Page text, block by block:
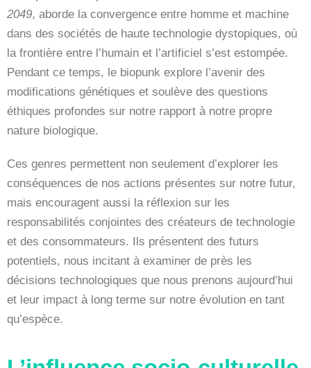
2049, aborde la convergence entre homme et machine
dans des sociétés de haute technologie dystopiques, où
la frontière entre l’humain et l’artificiel s’est estompée.
Pendant ce temps, le biopunk explore l’avenir des
modifications génétiques et soulève des questions
éthiques profondes sur notre rapport à notre propre
nature biologique.
Ces genres permettent non seulement d’explorer les
conséquences de nos actions présentes sur notre futur,
mais encouragent aussi la réflexion sur les
responsabilités conjointes des créateurs de technologie
et des consommateurs. Ils présentent des futurs
potentiels, nous incitant à examiner de près les
décisions technologiques que nous prenons aujourd’hui
et leur impact à long terme sur notre évolution en tant
qu’espèce.